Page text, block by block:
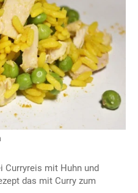
Curryreis mit Huhn und
das mit Curry zum